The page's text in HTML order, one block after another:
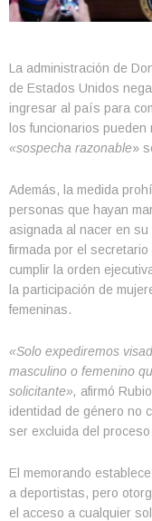
La administración de
de Estados Unidos
ingresar al país para
los funcionarios
«sospecha razonable»
Además, la medida
personas que hayan
asignada al nacer en
firmada por el
cumplir la orden
la participación de
femeninas.
«Solo expediremos
masculino o femenino
solicitante», afirmó
identidad de género no
ser excluida del
El memorando
a deportistas, pero
el acceso a cualquier